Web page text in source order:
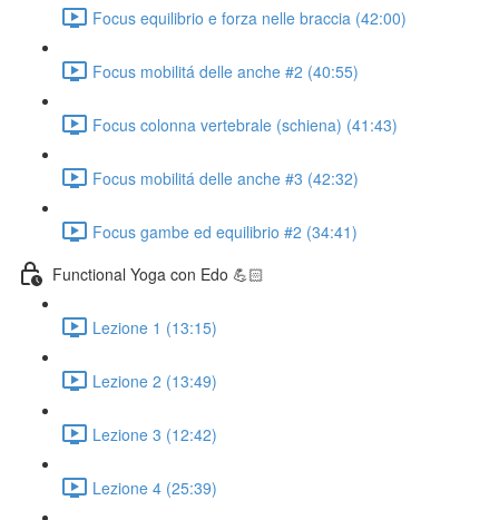
Focus equilibrio e forza nelle braccia (42:00)
Focus mobilitá delle anche #2 (40:55)
Focus colonna vertebrale (schiena) (41:43)
Focus mobilitá delle anche #3 (42:32)
Focus gambe ed equilibrio #2 (34:41)
Functional Yoga con Edo 💪🏻
Lezione 1 (13:15)
Lezione 2 (13:49)
Lezione 3 (12:42)
Lezione 4 (25:39)